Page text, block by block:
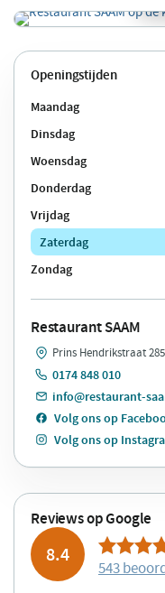
Openingstijden
Maandag
Dinsdag
Woensdag
Donderdag
Vrijdag
Zaterdag
Zondag
Restaurant SAAM
Prins Hendrikstraat
0174 848 010
info@restaurant-
Volg ons op
Volg ons op
Reviews op Google
8.4
543